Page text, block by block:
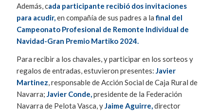
Además, cada participante recibió dos invitaciones
para acudir,en compañía de sus padres a lafinal del
Campeonato Profesional de Remonte Individual de
Navidad-Gran Premio Martiko 2024.
Para recibir a los chavales, y participar en los sorteos y
regalos de entradas, estuvieron presentes: Javier
Martinez, responsable de Acción Social de Caja Rural de
Navarra; Javier Conde,presidente de la Federación
Navarra de Pelota Vasca, yJaime Aguirre,director